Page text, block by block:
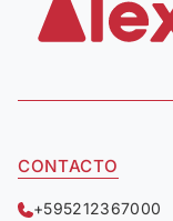
CONTACTO
+595212367000